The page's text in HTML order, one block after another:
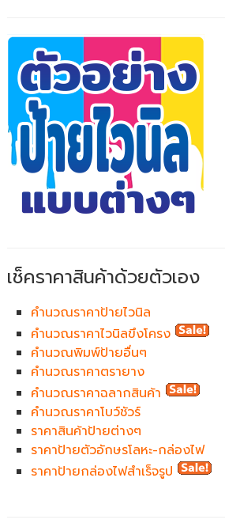
เช็คราคาสินค้าด้วยตัวเอง
คำนวณราคาป้ายไวนิล
คำนวณราคาไวนิลขึงโครง
คำนวณพิมพ์ป้ายอื่นๆ
คำนวณราคาตรายาง
คำนวณราคาฉลากสินค้า
คำนวณราคาโบว์ชัวร์
ราคาสินค้าป้ายต่างๆ
ราคาป้ายตัวอักษรโลหะ-กล่องไฟ
ราคาป้ายกล่องไฟสำเร็จรูป